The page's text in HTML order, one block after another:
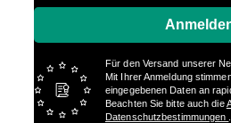
Für den Versand unserer
Mit Ihrer Anmeldung
eingegebenen Daten an
Beachten Sie bitte auch die
Datenschutzbestimmungen